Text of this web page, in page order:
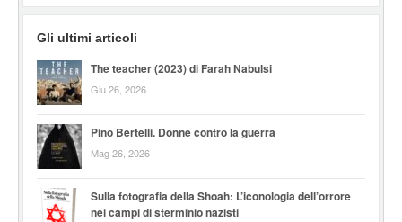
Gli ultimi articoli
The teacher (2023) di Farah Nabulsi
Giu 26, 2026
Pino Bertelli. Donne contro la guerra
Mag 26, 2026
Sulla fotografia della Shoah: L’iconologia dell’orrore
nei campi di sterminio nazisti